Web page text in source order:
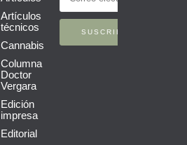
Artículos
técnicos
Cannabis
Columna
Doctor
Vergara
Edición
impresa
Editorial